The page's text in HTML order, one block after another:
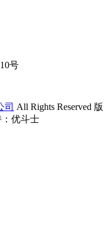
号
司 All Rights Reserved 版
优斗士